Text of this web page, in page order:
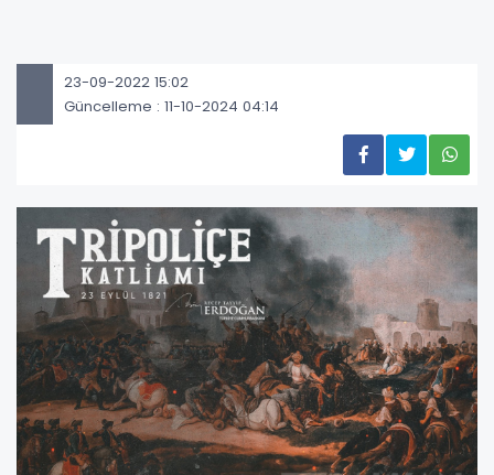
23-09-2022 15:02
Güncelleme : 11-10-2024 04:14